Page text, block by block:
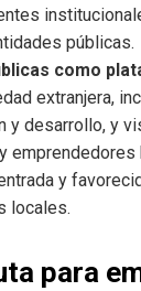
públicas.
como
extranjera,
y desarrollo, y
emprendedores
y
locales.
para